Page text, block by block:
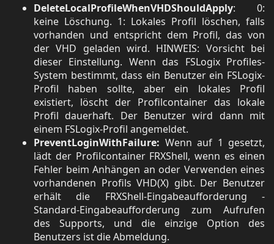
DeleteLocalProfileWhenVHDShouldApply: 0:
keine Löschung. 1: Lokales Profil löschen, falls
vorhanden und entspricht dem Profil, das von
der VHD geladen wird. HINWEIS: Vorsicht bei
dieser Einstellung. Wenn das FSLogix Profiles-
System bestimmt, dass ein Benutzer ein FSLogix-
Profil haben sollte, aber ein lokales Profil
existiert, löscht der Profilcontainer das lokale
Profil dauerhaft. Der Benutzer wird dann mit
einem FSLogix-Profil angemeldet.
PreventLoginWithFailure: Wenn auf 1 gesetzt,
lädt der Profilcontainer FRXShell, wenn es einen
Fehler beim Anhängen an oder Verwenden eines
vorhandenen Profils VHD(X) gibt. Der Benutzer
erhält die FRXShell-Eingabeaufforderung -
Standard-Eingabeaufforderung zum Aufrufen
des Supports, und die einzige Option des
Benutzers ist die Abmeldung.